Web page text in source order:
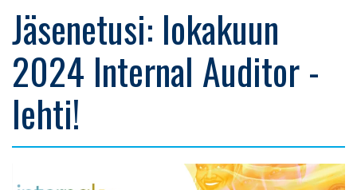
Jäsenetusi: lokakuun
2024 Internal Auditor -
lehti!